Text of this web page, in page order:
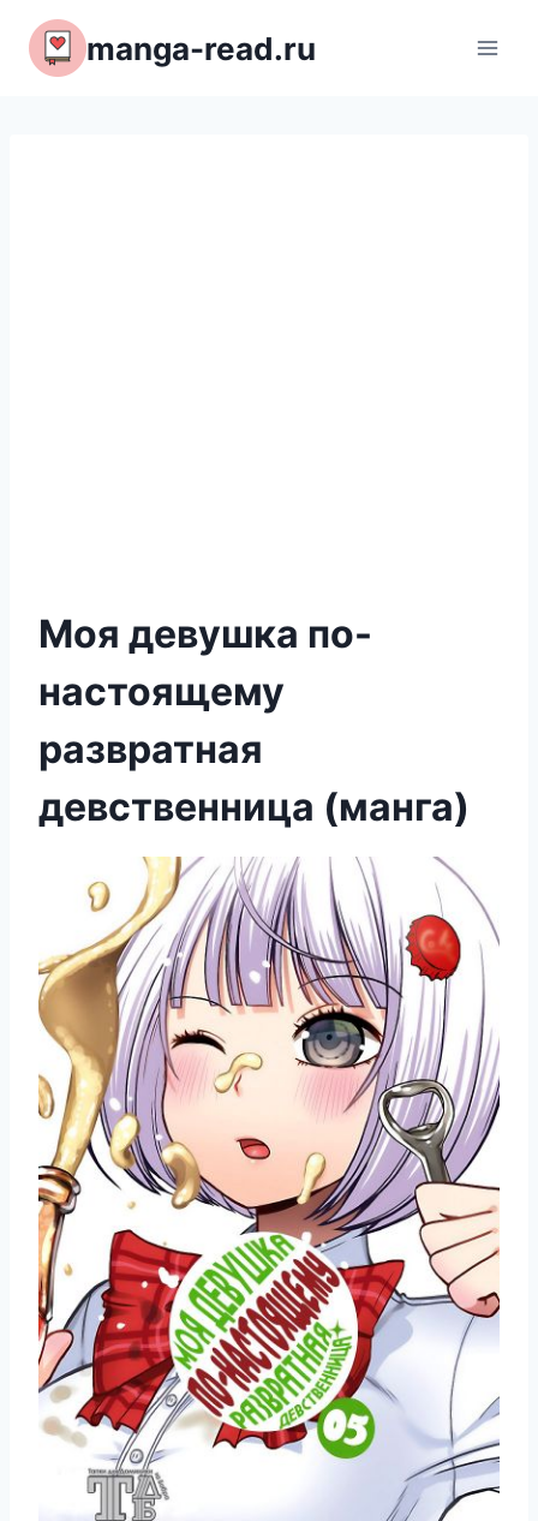
Перейти
содержимому
manga-read.ru
Моя девушка по-
настоящему
развратная
девственница (манга)